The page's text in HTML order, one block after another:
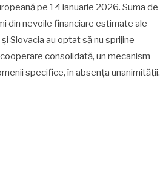
pe 14 ianuarie 2026. Suma de
din nevoile financiare estimate ale
Slovacia au optat să nu sprijine
consolidată, un mecanism
specifice, în absența unanimității.